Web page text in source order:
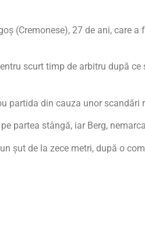
(Cremonese), 27 de ani, care a
scurt timp de arbitru după
partida din cauza unor scandări
partea stângă, iar Berg,
şut de la zece metri, după o